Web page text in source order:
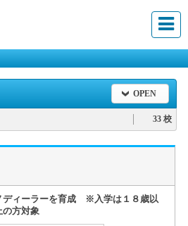
OPEN
33 校
ディーラーを育成 ※入学は１８歳以
の方対象